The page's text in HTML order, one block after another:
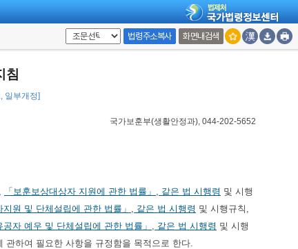
법령주소복사 화면내검색
침
일부개정]
국가보훈부(생활안정과), 044-202-5652
「보훈보상대상자 지원에 관한 법률」 , 같은 법 시행령 및 시행
지원 및 단체설립에 관한 법률」 , 같은 법 시행령 및 시행규칙,
공자 예우 및 단체설립에 관한 법률」 , 같은 법 시행령 및 시행
관하여 필요한 사항을 규정함을 목적으로 한다.